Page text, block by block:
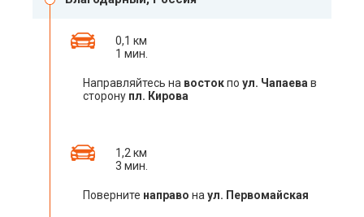
0,1 км
1 мин.
Направляйтесь на востокпо ул. Чапаева в
сторону пл. Кирова
1,2 км
3 мин.
Поверните направо на ул. Первомайская